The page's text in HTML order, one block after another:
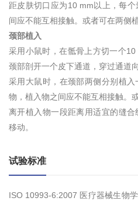
距皮肤切口应为10 mm以上，每
间应不能互相接触。或者可在两侧植
颈部植入
采用小鼠时，在骶骨上方切一个
颈部剖开一个皮下通道，穿过通道
采用大鼠时，在颈部两侧分别植
物，植入物之间应不能互相接触。
离开植入物一段距离用适宜的缝
移动。
试验标准
ISO 10993-6:2007 医疗器械生物